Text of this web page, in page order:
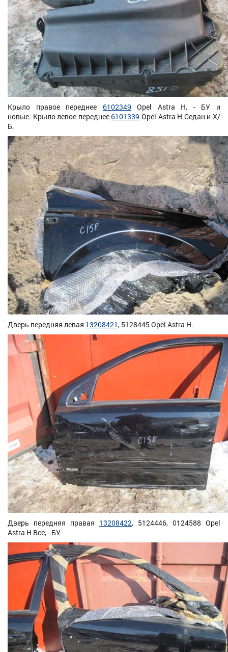
Крыло правое переднее 6102349 Opel Astra H, - БУ и
новые. Крыло левое переднее6101339 Opel Astra H Седан и Х/
Б.
Дверь передняя левая 13208421, 5128445 Opel Astra H.
Дверь передняя правая 13208422, 5124446, 0124588 Opel
Astra H Все, - БУ.